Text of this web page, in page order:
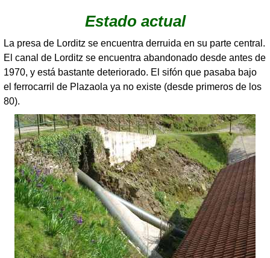
Estado actual
La presa de Lorditz se encuentra derruida en su parte central.
El canal de Lorditz se encuentra abandonado desde antes de
1970, y está bastante deteriorado. El sifón que pasaba bajo
el ferrocarril de Plazaola ya no existe (desde primeros de los
80).